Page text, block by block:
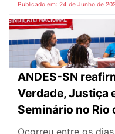
Publicado em: 24 de Junho de
ANDES-SN
Verdade, Justiça
Seminário no Rio